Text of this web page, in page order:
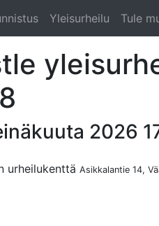
Yleisurheilu Tule
2026
urheilukenttä Asikkalantie 14,